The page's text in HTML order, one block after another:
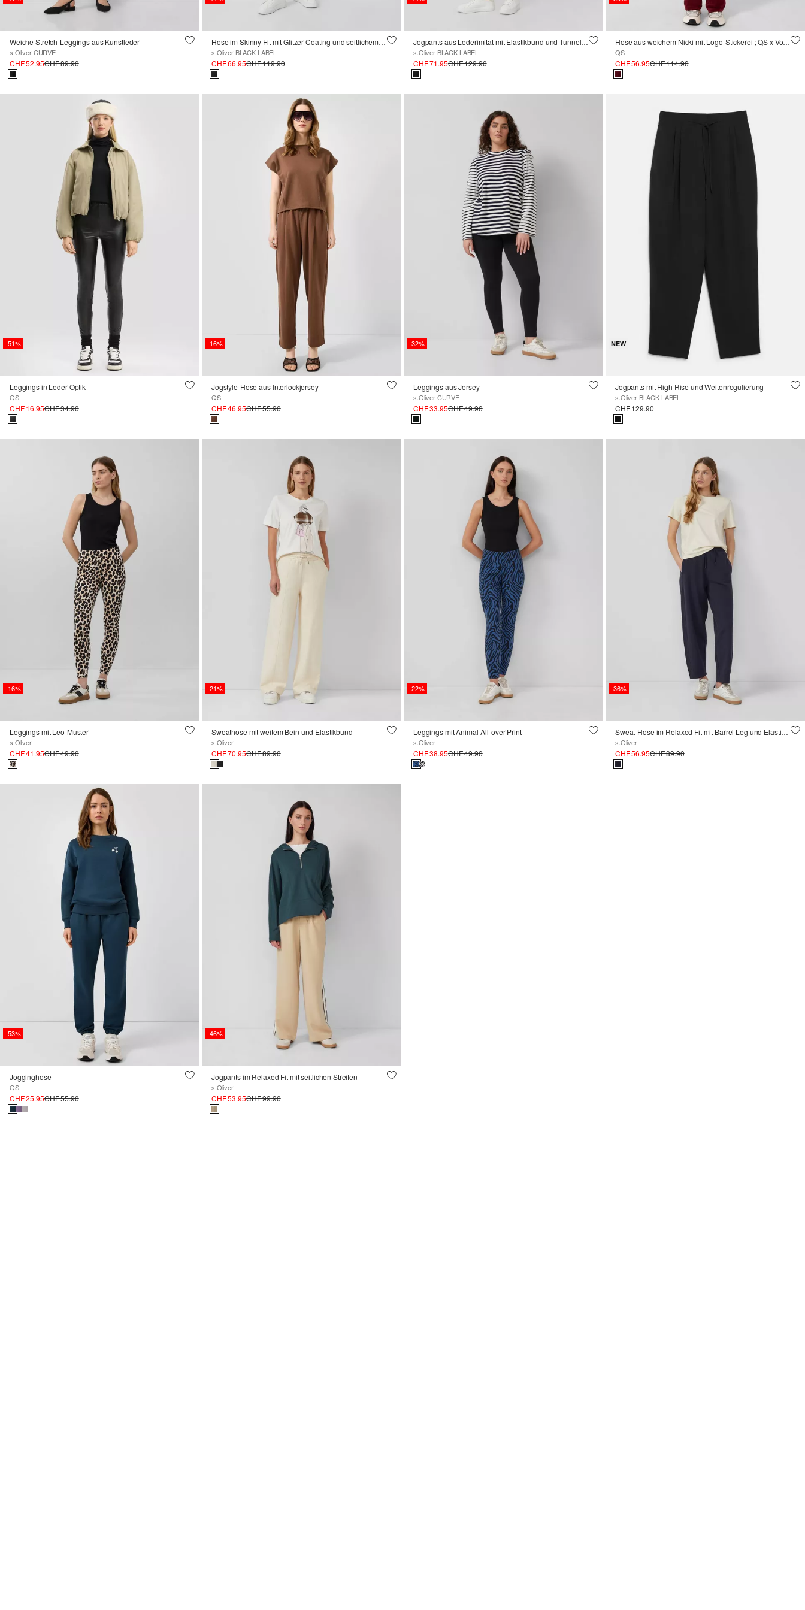
Weiche Stretch-Leggings aus Kunstleder
s.Oliver CURVE
CHF 52.95CHF 89.90
Hose im Skinny Fit mit Glitzer-Coating und seitlichem Reißverschluss
s.Oliver BLACK LABEL
CHF 66.95CHF 119.90
Jogpants aus Lederimitat mit Elastikbund und Tunnelzug
s.Oliver BLACK LABEL
CHF 71.95CHF 129.90
Hose aus weichem Nicki mit Logo-Stickerei ; QS x Von Dutch
QS
CHF 56.95CHF 114.90
-51%
Leggings in Leder-Optik
QS
CHF 16.95CHF 34.90
-16%
Jogstyle-Hose aus Interlockjersey
QS
CHF 46.95CHF 55.90
-32%
Leggings aus Jersey
s.Oliver CURVE
CHF 33.95CHF 49.90
NEW
Jogpants mit High Rise und Weitenregulierung
s.Oliver BLACK LABEL
CHF 129.90
-16%
Leggings mit Leo-Muster
s.Oliver
CHF 41.95CHF 49.90
-21%
Sweathose mit weitem Bein und Elastikbund
s.Oliver
CHF 70.95CHF 89.90
-22%
Leggings mit Animal-All-over-Print
s.Oliver
CHF 38.95CHF 49.90
-36%
Sweat-Hose im Relaxed Fit mit Barrel Leg und Elastikbund
s.Oliver
CHF 56.95CHF 89.90
-53%
Jogginghose
QS
CHF 25.95CHF 55.90
-46%
Jogpants im Relaxed Fit mit seitlichen Streifen
s.Oliver
CHF 53.95CHF 99.90